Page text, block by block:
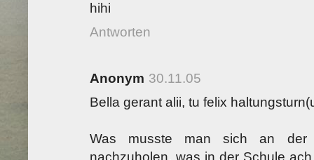
hihi
Antworten
Anonym 30.11.05
Bella gerant alii, tu felix
Was musste man sich an der
nachzuholen, was in der Schule